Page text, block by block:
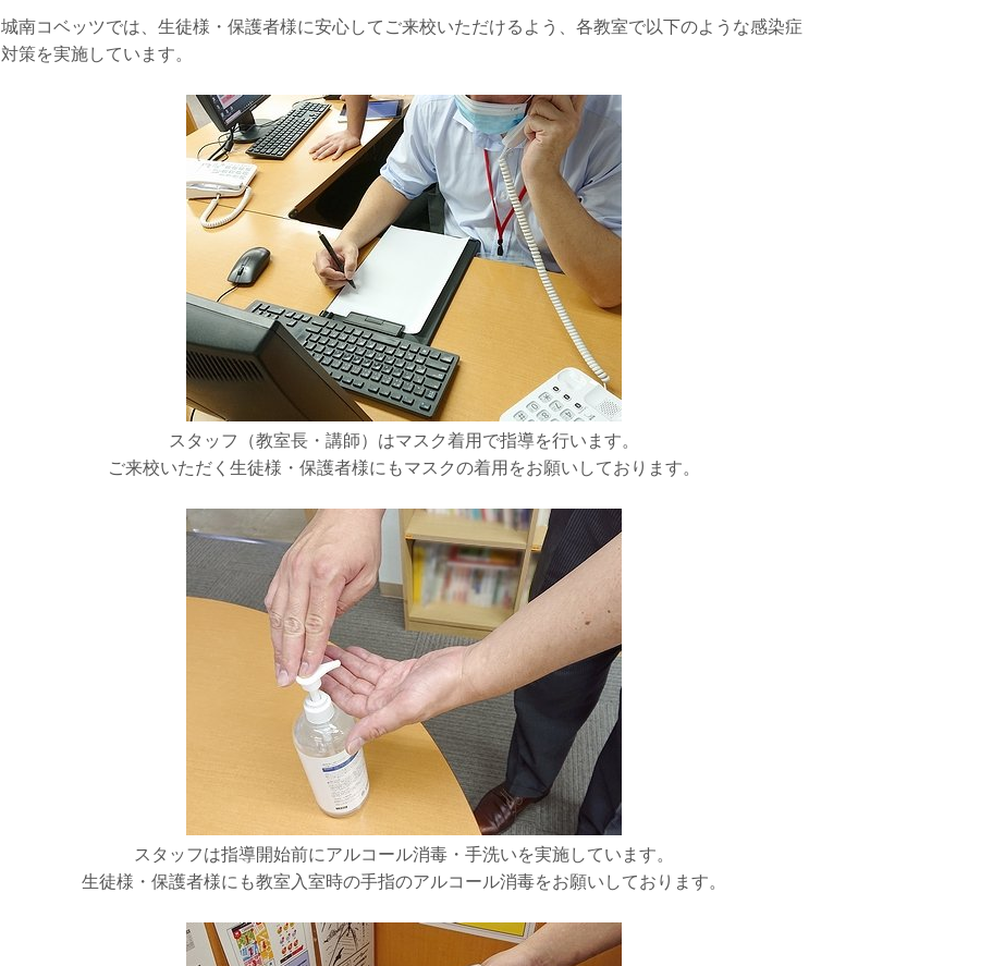
城南コベッツでは、生徒様・保護者様に安心してご来校いただけるよう、各教室で以下のような感染症
対策を実施しています。
スタッフ（教室長・講師）はマスク着用で指導を行います。
ご来校いただく生徒様・保護者様にもマスクの着用をお願いしております。
スタッフは指導開始前にアルコール消毒・手洗いを実施しています。
生徒様・保護者様にも教室入室時の手指のアルコール消毒をお願いしております。